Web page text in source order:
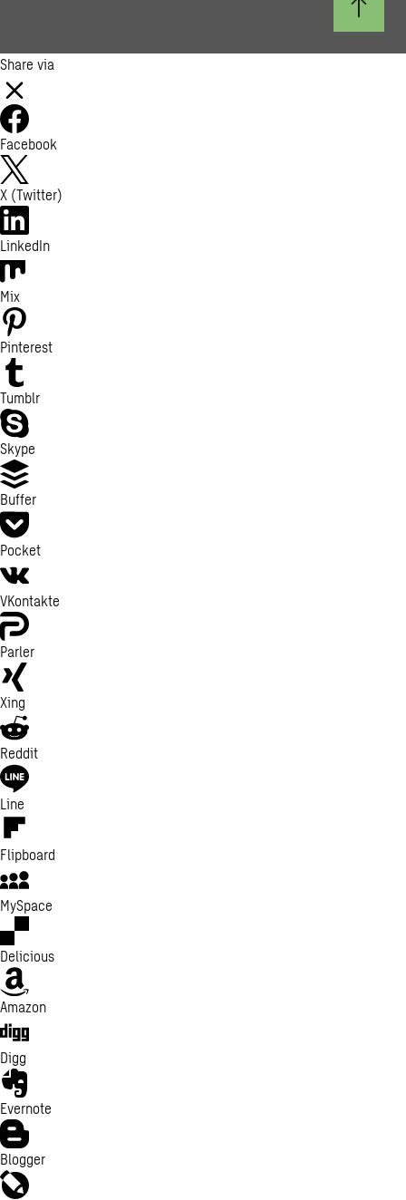
Share via
Facebook
X (Twitter)
LinkedIn
Mix
Pinterest
Tumblr
Skype
Buffer
Pocket
VKontakte
Parler
Xing
Reddit
Line
Flipboard
MySpace
Delicious
Amazon
Digg
Evernote
Blogger